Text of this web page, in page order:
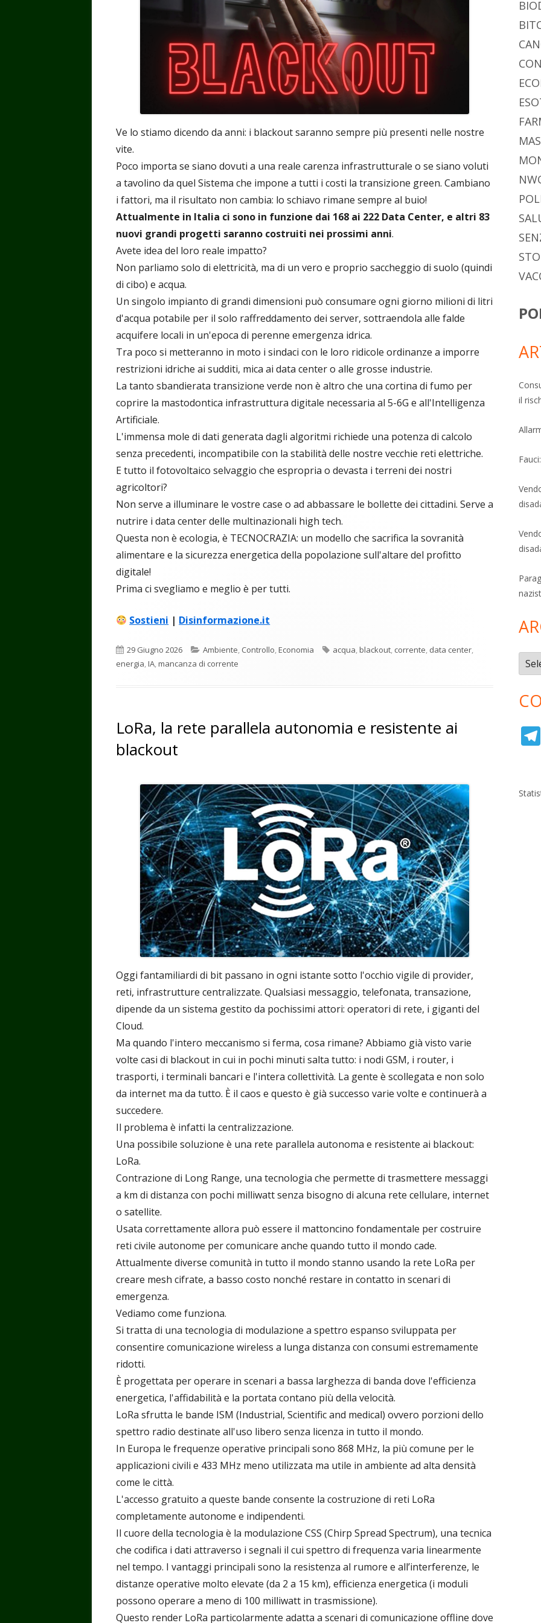
Ve lo stiamo dicendo da anni: i blackout saranno sempre più presenti nelle nostre
vite.
Poco importa se siano dovuti a una reale carenza infrastrutturale o se siano voluti
a tavolino da quel Sistema che impone a tutti i costi la transizione green. Cambiano
i fattori, ma il risultato non cambia: lo schiavo rimane sempre al buio!
Attualmente in Italia ci sono in funzione dai 168 ai 222 Data Center, e altri 83
nuovi grandi progetti saranno costruiti nei prossimi anni.
Avete idea del loro reale impatto?
Non parliamo solo di elettricità, ma di un vero e proprio saccheggio di suolo (quindi
di cibo) e acqua.
Un singolo impianto di grandi dimensioni può consumare ogni giorno milioni di litri
d'acqua potabile per il solo raffreddamento dei server, sottraendola alle falde
acquifere locali in un'epoca di perenne emergenza idrica.
Tra poco si metteranno in moto i sindaci con le loro ridicole ordinanze a imporre
restrizioni idriche ai sudditi, mica ai data center o alle grosse industrie.
La tanto sbandierata transizione verde non è altro che una cortina di fumo per
coprire la mastodontica infrastruttura digitale necessaria al 5-6G e all'Intelligenza
Artificiale.
L'immensa mole di dati generata dagli algoritmi richiede una potenza di calcolo
senza precedenti, incompatibile con la stabilità delle nostre vecchie reti elettriche.
E tutto il fotovoltaico selvaggio che espropria o devasta i terreni dei nostri
agricoltori?
Non serve a illuminare le vostre case o ad abbassare le bollette dei cittadini. Serve a
nutrire i data center delle multinazionali high tech.
Questa non è ecologia, è TECNOCRAZIA: un modello che sacrifica la sovranità
alimentare e la sicurezza energetica della popolazione sull'altare del profitto
digitale!
Prima ci svegliamo e meglio è per tutti.
Sostieni | Disinformazione.it
Pubblicato
29 Giugno 2026 Categorie
Ambiente, Controllo,Economia Tag
acqua,blackout, corrente, data center,
energia,IA,mancanza di corrente
LoRa, la rete parallela autonomia e resistente ai
blackout
Oggi fantamiliardi di bit passano in ogni istante sotto l'occhio vigile di provider,
reti, infrastrutture centralizzate. Qualsiasi messaggio, telefonata, transazione,
dipende da un sistema gestito da pochissimi attori: operatori di rete, i giganti del
Cloud.
Ma quando l'intero meccanismo si ferma, cosa rimane? Abbiamo già visto varie
volte casi di blackout in cui in pochi minuti salta tutto: i nodi GSM, i router, i
trasporti, i terminali bancari e l'intera collettività. La gente è scollegata e non solo
da internet ma da tutto. È il caos e questo è già successo varie volte e continuerà a
succedere.
Il problema è infatti la centralizzazione.
Una possibile soluzione è una rete parallela autonoma e resistente ai blackout:
LoRa.
Contrazione di Long Range, una tecnologia che permette di trasmettere messaggi
a km di distanza con pochi milliwatt senza bisogno di alcuna rete cellulare, internet
o satellite.
Usata correttamente allora può essere il mattoncino fondamentale per costruire
reti civile autonome per comunicare anche quando tutto il mondo cade.
Attualmente diverse comunità in tutto il mondo stanno usando la rete LoRa per
creare mesh cifrate, a basso costo nonché restare in contatto in scenari di
emergenza.
Vediamo come funziona.
Si tratta di una tecnologia di modulazione a spettro espanso sviluppata per
consentire comunicazione wireless a lunga distanza con consumi estremamente
ridotti.
È progettata per operare in scenari a bassa larghezza di banda dove l'efficienza
energetica, l'affidabilità e la portata contano più della velocità.
LoRa sfrutta le bande ISM (Industrial, Scientific and medical) ovvero porzioni dello
spettro radio destinate all'uso libero senza licenza in tutto il mondo.
In Europa le frequenze operative principali sono 868 MHz, la più comune per le
applicazioni civili e 433 MHz meno utilizzata ma utile in ambiente ad alta densità
come le città.
L'accesso gratuito a queste bande consente la costruzione di reti LoRa
completamente autonome e indipendenti.
Il cuore della tecnologia è la modulazione CSS (Chirp Spread Spectrum), una tecnica
che codifica i dati attraverso i segnali il cui spettro di frequenza varia linearmente
nel tempo. I vantaggi principali sono la resistenza al rumore e all’interferenze, le
distanze operative molto elevate (da 2 a 15 km), efficienza energetica (i moduli
possono operare a meno di 100 milliwatt in trasmissione).
Questo render LoRa particolarmente adatta a scenari di comunicazione offline dove
il